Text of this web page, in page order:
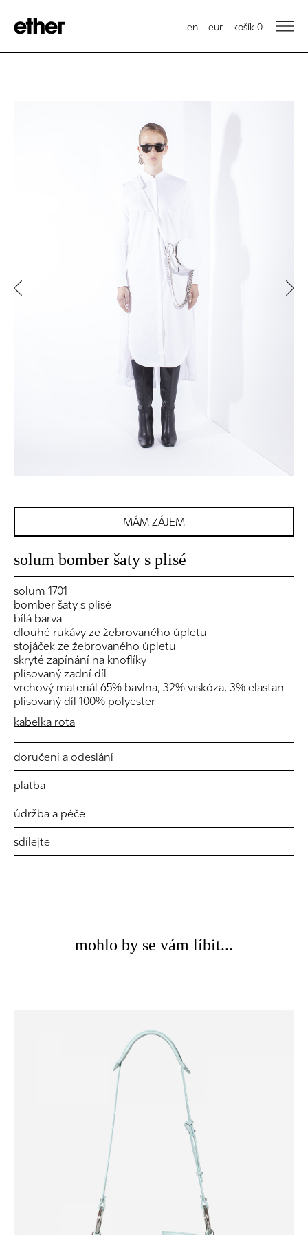
en eur košík 0
Previous
MÁM ZÁJEM
solum bomber šaty s plisé
solum 1701
bomber šaty s plisé
bílá barva
dlouhé rukávy ze žebrovaného úpletu
stojáček ze žebrovaného úpletu
skryté zapínání na knoflíky
plisovaný zadní díl
vrchový materiál 65% bavlna, 32% viskóza, 3% elastan
plisovaný díl 100% polyester
kabelka rota
doručení a odeslání
platba
údržba a péče
sdílejte
mohlo by se vám líbit...